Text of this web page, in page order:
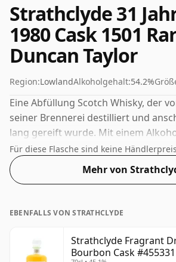
Strathclyde 31
1980 Cask 1501
Duncan Taylor
Region:LowlandAlkoholgehalt:54.2%
Eine Abfüllung Scotch Whisky, der
seiner Brennerei destilliert und
lang gereift wurde. Mit einem
% kann dieser Whisky als
angesehen werden. Erhältlich in der
Flaschengröße von 70 cl.
Für diese Flasche sind keine
Mehr von
EBENFALLS VON STRATHCLYDE
Strathclyde Fragrant
Bourbon Cask